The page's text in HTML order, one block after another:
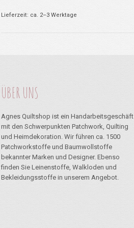
Lieferzeit: ca. 2–3 Werktage
ÜBER UNS
Agnes Quiltshop ist ein Handarbeitsgeschäft
mit den Schwerpunkten Patchwork, Quilting
und Heimdekoration. Wir führen ca. 1500
Patchworkstoffe und Baumwollstoffe
bekannter Marken und Designer. Ebenso
finden Sie Leinenstoffe, Walkloden und
Bekleidungsstoffe in unserem Angebot.